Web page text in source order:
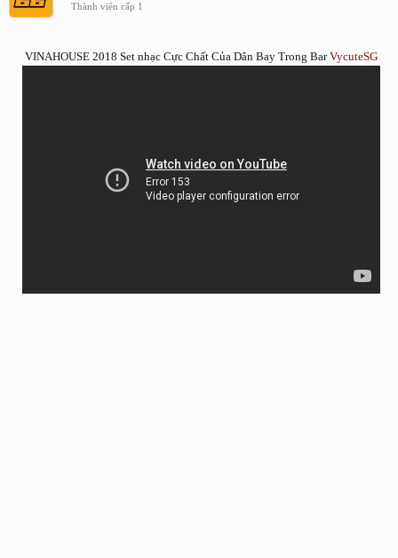
Thành viên cấp 1
VINAHOUSE 2018 Set nhạc Cực Chất Của Dân Bay Trong BarVycuteSG